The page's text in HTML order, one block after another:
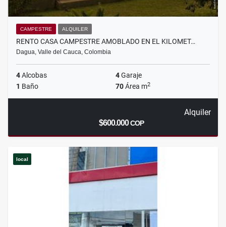
CAMPESTRE ALQUILER
RENTO CASA CAMPESTRE AMOBLADO EN EL KILOMET…
Dagua, Valle del Cauca, Colombia
4Alcobas 4Garaje
1 Baño 70Área m2
Alquiler
$600.000COP
local